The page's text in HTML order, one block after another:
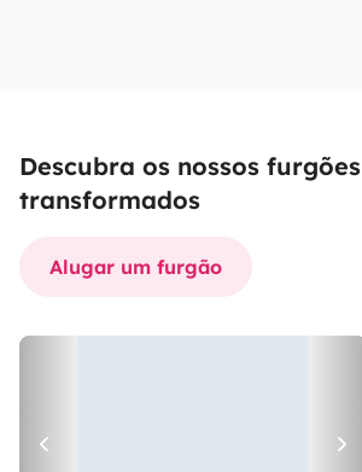
Descubra os nossos furgões
transformados
Alugar um furgão